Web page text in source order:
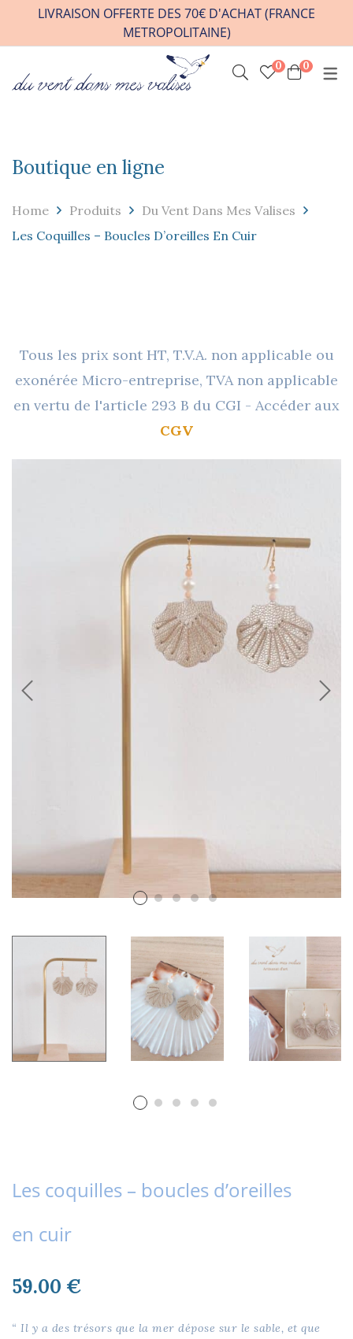
INFOS PRATIQUES
CONTACT
FAQ
REVENDEURS
LIVRAISON OFFERTE DES 70€ D'ACHAT (FRANCE
METROPOLITAINE)
0 0
Boutique en ligne
Home Produits
Du Vent Dans Mes Valises
Les Coquilles – Boucles D’oreilles En Cuir
Tous les prix sont HT, T.V.A. non applicable ou
exonérée Micro-entreprise, TVA non applicable
en vertu de l'article 293 B du CGI - Accéder aux
CGV
Les coquilles – boucles d’oreilles
en cuir
59.00 €
“ Il y a des trésors que la mer dépose sur le sable, et que